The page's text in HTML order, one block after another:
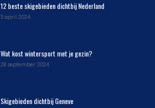
12 beste skigebieden dichtbij Nederland
3 april 2024
Wat kost wintersport met je gezin?
28 september 2024
Skigebieden dichtbij Geneve